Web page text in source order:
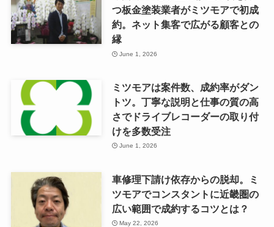
つ板金塗装業者がミツモアで初成
約。ネット集客で広がる顧客との
縁
June 1, 2026
ミツモアは案件数、成約率がダン
トツ。丁寧な説明と仕事の質の高
さでドライブレコーダーの取り付
けを多数受注
June 1, 2026
車修理下請け依存からの脱却。ミ
ツモアでコンスタントに近畿圏の
広い範囲で成約するコツとは？
May 22, 2026